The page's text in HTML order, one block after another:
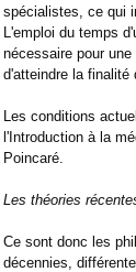
spécialistes, ce qui
L'emploi du temps
nécessaire pour
d'atteindre la finalité
Les conditions
l'Introduction à la
Poincaré.
Les théories
Ce sont donc les
décennies,